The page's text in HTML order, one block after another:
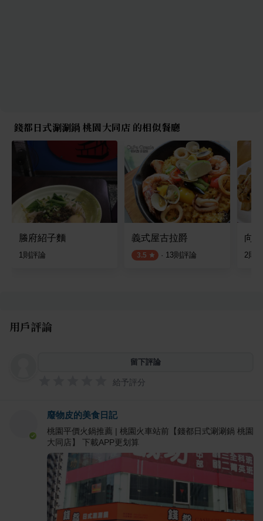
錢都日式涮涮鍋 桃園大同店 的相似餐廳
螣府紹子麵
1則評論
義式屋古拉爵
3.5 · 13則評論
向
2則
用戶評論
留下評論
給予評分
廢物皮的美食日記
桃園平價火鍋推薦 | 桃園火車站前【錢都日式涮涮鍋 桃園
大同店】 下載APP更划算